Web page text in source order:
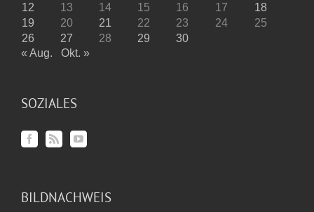
12
13 14 15 16 17
18
19
20 21 22 23 24
25
26
27 28 29
30
« Aug.
Okt. »
SOZIALES
BILDNACHWEIS